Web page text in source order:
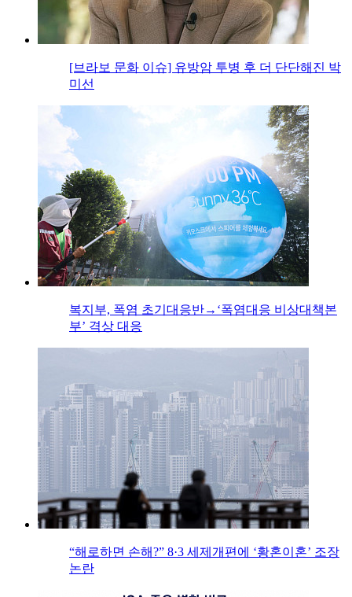
[브라보 문화 이슈] 유방암 투병 후 더 단단해진 박
미선
복지부, 폭염 초기대응반→‘폭염대응 비상대책본
부’ 격상 대응
“해로하면 손해?” 8·3 세제개편에 ‘황혼이혼’ 조장
논란